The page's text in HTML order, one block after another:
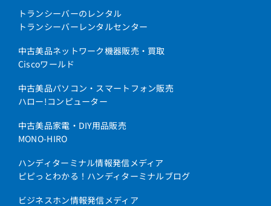
トランシーバーのレンタル
トランシーバーレンタルセンター
中古美品ネットワーク機器販売・買取
Ciscoワールド
中古美品パソコン・スマートフォン販売
ハロー!コンピューター
中古美品家電・DIY用品販売
MONO-HIRO
ハンディターミナル情報発信メディア
ピピっとわかる！ハンディターミナルブログ
ビジネスホン情報発信メディア